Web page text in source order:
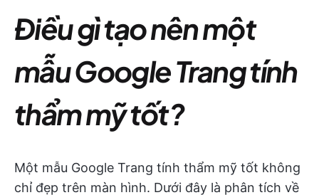
Điều gì tạo nên một
mẫu Google Trang tính
thẩm mỹ tốt?
Một mẫu Google Trang tính thẩm mỹ tốt không
chỉ đẹp trên màn hình. Dưới đây là phân tích về